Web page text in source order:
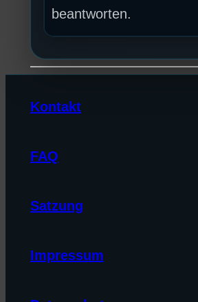
beantworten.
Kontakt
FAQ
Satzung
Impressum